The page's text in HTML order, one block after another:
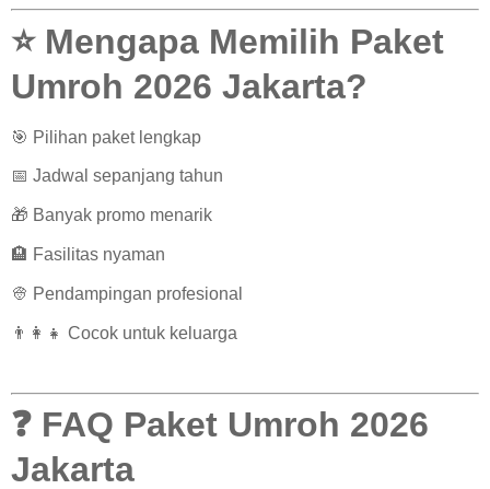
⭐ Mengapa Memilih Paket
Umroh 2026 Jakarta?
🎯 Pilihan paket lengkap
📅 Jadwal sepanjang tahun
🎁 Banyak promo menarik
🏨 Fasilitas nyaman
👳 Pendampingan profesional
👨‍👩‍👧 Cocok untuk keluarga
❓ FAQ Paket Umroh 2026
Jakarta